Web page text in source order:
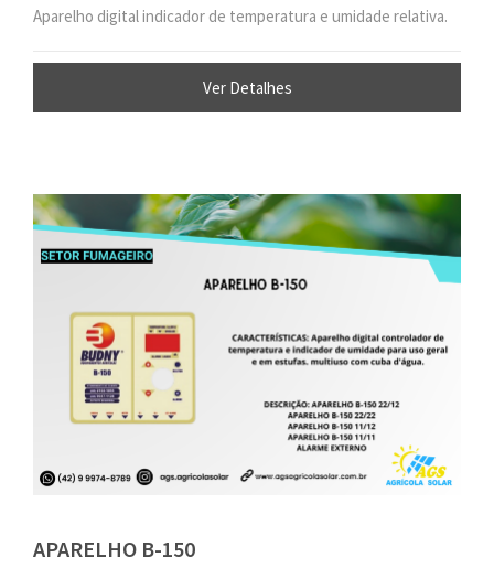
Aparelho digital indicador de temperatura e umidade relativa.
Ver Detalhes
APARELHO B-150